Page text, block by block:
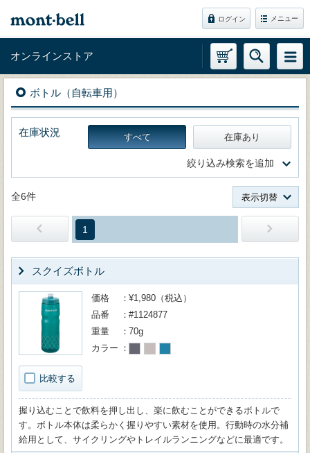
ログイン メニュー
オンラインストア
ボトル（自転車用）
在庫状況 すべて 在庫あり
絞り込み検索を追加
全6件 表示切替
1
スクイズボトル
比較する
価格
¥1,980（税込）
品番
#1124877
重量
70g
カラー
握り込むことで飲料を押し出し、楽に飲むことができるボトルで
す。ボトル本体は柔らかく握りやすい素材を使用。行動時の水分補
給用として、サイクリングやトレイルランニングなどに最適です。